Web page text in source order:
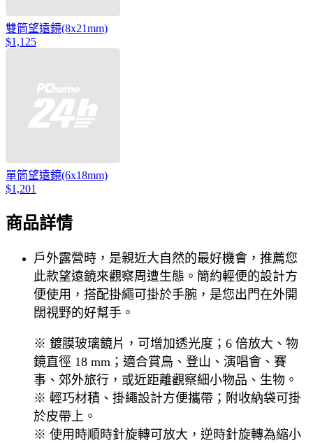
雙筒望遠鏡(8x21mm)
$1,125
單筒望遠鏡(6x18mm)
$1,201
商品詳情
戶外露營時，是親近大自然的最好機會，推薦您
此款望遠鏡來觀察周遭生態。簡約輕便的設計方
便使用，搭配掛繩可掛於手腕，是您出門在外開
闊視野的好幫手。
※ 鍍膜玻璃鏡片，可增加透光度；6 倍放大、物
鏡直徑 18 mm；適合賞鳥、登山、演唱會、賽
事、郊外旅行，或近距離觀察細小物品、生物。
※ 輕巧材積、掛繩設計方便攜帶；附收納袋可掛
於皮帶上。
※ 使用時順時針旋轉可放大，逆時針旋轉為縮小